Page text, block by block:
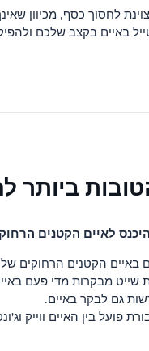
לחסוך כסף, מכיוון
באיים בקצב שלכם
ביותר
לאיים הקטנים
באיים הקטנים הרחוקים של
שייט מבקרות מדי פעם באיים
גם לבקר באיים.
פועל בין האיים ווייק